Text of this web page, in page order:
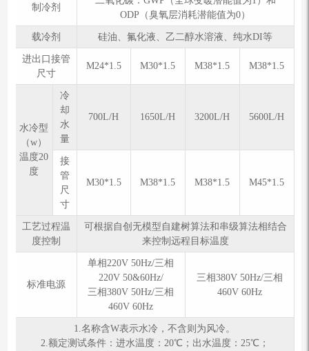
制冷剂
ODP（臭氧层消耗潜能值为0）
载冷剂 硅油、氟化液、乙二醇水溶液、纯水DI等
进出口接管
尺寸
M24*1.5 M30*1.5 M38*1.5 M38*1.5
⽔冷型
（w）
温度20
度
冷
却
水
量
700L/H 1650L/H 3200L/H 5600L/H
接
管
尺
寸
M30*1.5 M38*1.5 M38*1.5 M45*1.5
工艺过程温
度控制
可根据自创无模型自建树算法和串级算法相结合
来控制远程目标温度
标准电源
单相220V 50Hz/三相
220V 50&60Hz/
三相380V 50Hz/三相
460V 60Hz
三相380V 50Hz/三相
460V 60Hz
1.名称含W表示水冷，不含则为风冷。
2.额定测试条件：进⽔温度：20℃；出⽔温度：25℃；